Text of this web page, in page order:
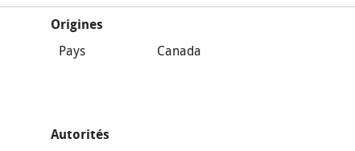
Origines
Pays Canada
Autorités